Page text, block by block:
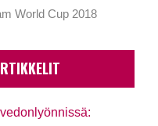
World Cup 2018